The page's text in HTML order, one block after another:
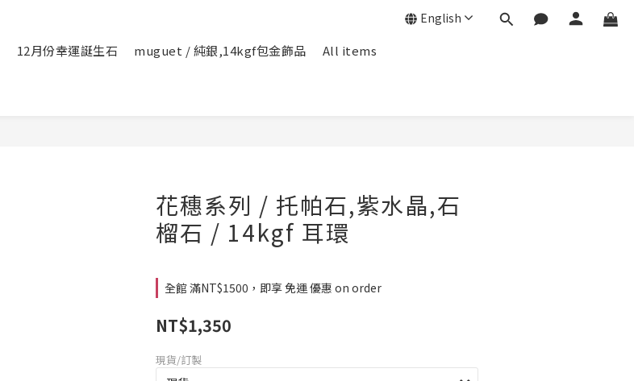
12月份幸運誕生石 muguet / 純銀,14kgf包金飾品
All items
English
花穗系列 / 托帕石,紫水晶,石
榴石 / 14kgf 耳環
全館 滿NT$1500，即享 免運 優惠 on order
NT$1,350
現貨/訂製